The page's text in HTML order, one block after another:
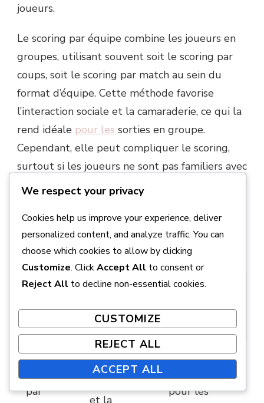
joueurs.
Le scoring par équipe combine les joueurs en
groupes, utilisant souvent soit le scoring par
coups, soit le scoring par match au sein du
format d’équipe. Cette méthode favorise
l’interaction sociale et la camaraderie, ce qui la
rend idéale pour les sorties en groupe.
Cependant, elle peut compliquer le scoring,
surtout si les joueurs ne sont pas familiers avec
les règles.
Méthode
de
scoring
Avantages Inconvénients
Scoring
par
coups
Suivi simple
et clair de la
performance
Moins
d’excitation
compétitive
par
Encourage
la stratégie
et la
Peut être
pour les
We respect your privacy
Cookies help us improve your experience, deliver
personalized content, and analyze traffic. You can
choose which cookies to allow by clicking
Customize. ClickAccept All to consent or
Reject All to decline non-essential cookies.
CUSTOMIZE
REJECT ALL
ACCEPT ALL